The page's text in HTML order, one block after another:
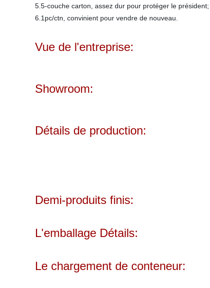
5.5-couche carton,
6.1pc/ctn,
Vue de l'entreprise:
Showroom:
Détails de production:
Demi-produits finis:
L'emballage Détails:
Le chargement de conteneur: